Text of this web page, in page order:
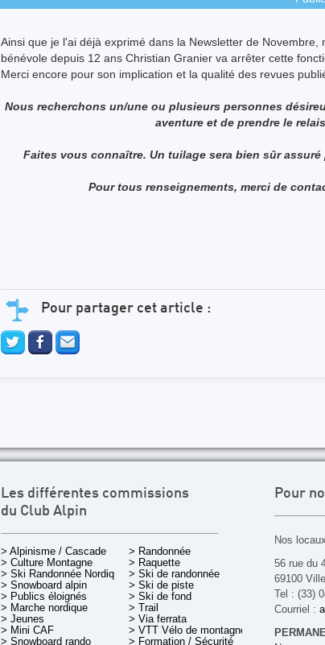
Ainsi que je l'ai déjà exprimé dans la Newsletter de Novembre,
bénévole depuis 12 ans Christian Granier va arrêter cette
Merci encore pour son implication et la qualité des revues
Nous recherchons un/une ou plusieurs personnes
aventure et de prendre le
Faites vous connaître. Un tuilage sera bien sûr
Pour tous renseignements, merci de
Pour partager cet article :
Les différentes commissions
du Club Alpin
> Alpinisme / Cascade
> Culture Montagne
> Ski Randonnée Nordique
> Snowboard alpin
> Publics éloignés
> Marche nordique
> Jeunes
> Mini CAF
> Snowboard rando
> Randonnée
> Raquette
> Ski de randonnée
> Ski de piste
> Ski de fond
> Trail
> Via ferrata
> VTT Vélo de montagne
> Formation / Sécurité
Pour
Nos
56 rue du
69100
Tel : (33)
Courriel :